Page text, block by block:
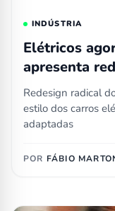
INDÚSTRIA
Elétricos
apresenta
Redesign radical
estilo dos carros
adaptadas
POR FÁBIO